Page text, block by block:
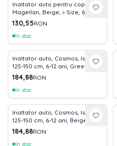
Inaltator auto pentru copii,
Magellan, Beige, i-Size, 6-12
ani, 125-150 cm, certificat R129
130,55RON
In stoc
Inaltator auto, Cosmos, Isofix,
125-150 cm, 6-12 ani, Green
184,88RON
In stoc
Inaltator auto, Cosmos, Isofix,
125-150 cm, 6-12 ani, Beige
184,88RON
In stoc